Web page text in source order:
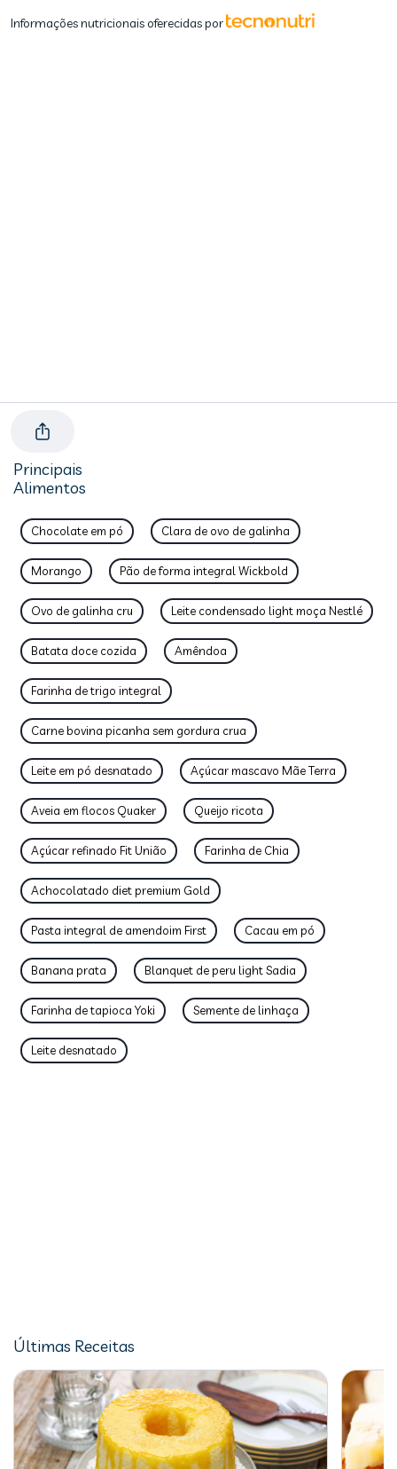
Informações nutricionais oferecidas por
Principais
Alimentos
Chocolate em pó Clara de ovo de galinha
Morango Pão de forma integral Wickbold
Ovo de galinha cru Leite condensado light moça Nestlé
Batata doce cozida Amêndoa
Farinha de trigo integral
Carne bovina picanha sem gordura crua
Leite em pó desnatado Açúcar mascavo Mãe Terra
Aveia em flocos Quaker Queijo ricota
Açúcar refinado Fit União Farinha de Chia
Achocolatado diet premium Gold
Pasta integral de amendoim First Cacau em pó
Banana prata Blanquet de peru light Sadia
Farinha de tapioca Yoki Semente de linhaça
Leite desnatado
Últimas Receitas